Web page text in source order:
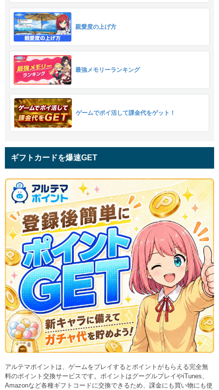
親愛度の上げ方
最強メモリーランキング
ゲームでポイ活して課金代をゲット！
ギフトカードを爆速GET
アルテマポイントは、ゲームをプレイするとポイントがもらえる完全無
料のポイント交換サービスです。ポイントはグーグルプレイやiTunes、
Amazonなど各種ギフトコードに交換できるため、課金にも買い物にも使